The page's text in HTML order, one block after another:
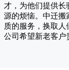
才，为他们提供长
源的烦恼。 中迁搬
质的服务，换取人
公司希望新老客户